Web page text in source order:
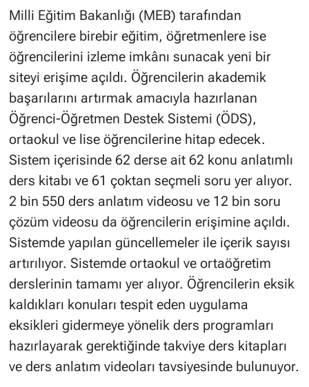
Milli Eğitim Bakanlığı (MEB) tarafından
öğrencilere birebir eğitim, öğretmenlere ise
öğrencilerini izleme imkânı sunacak yeni bir
siteyi erişime açıldı. Öğrencilerin akademik
başarılarını artırmak amacıyla hazırlanan
Öğrenci-Öğretmen Destek Sistemi (ÖDS),
ortaokul ve lise öğrencilerine hitap edecek.
Sistem içerisinde 62 derse ait 62 konu anlatımlı
ders kitabı ve 61 çoktan seçmeli soru yer alıyor.
2 bin 550 ders anlatım videosu ve 12 bin soru
çözüm videosu da öğrencilerin erişimine açıldı.
Sistemde yapılan güncellemeler ile içerik sayısı
artırılıyor. Sistemde ortaokul ve ortaöğretim
derslerinin tamamı yer alıyor. Öğrencilerin eksik
kaldıkları konuları tespit eden uygulama
eksikleri gidermeye yönelik ders programları
hazırlayarak gerektiğinde takviye ders kitapları
ve ders anlatım videoları tavsiyesinde bulunuyor.